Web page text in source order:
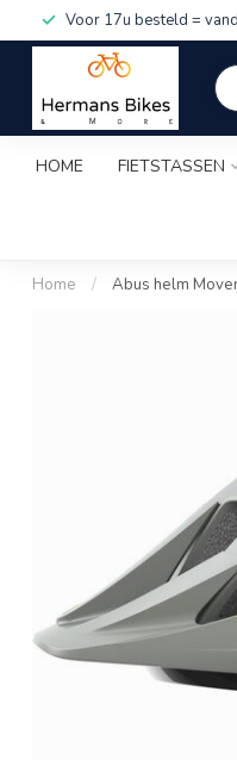
Voor 17u besteld =
HOME FIETSTASSEN
Home / Abus helm